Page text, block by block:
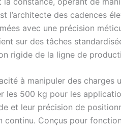
l’architecte des cadences
avec une précision
sur des tâches
rigide de la ligne de
à manipuler des charges
les 500 kg pour les
et leur précision de
continu. Conçus pour